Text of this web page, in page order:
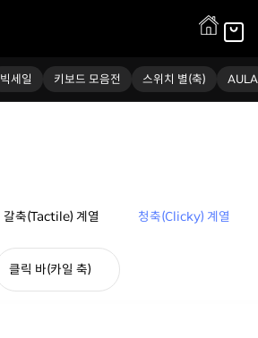
빅세일 키보드 모음전 스위치 별(축) AULA
스위치(축)
갈축(Tactile) 계열 청축(Clicky) 계열
클릭 바(카일 축)